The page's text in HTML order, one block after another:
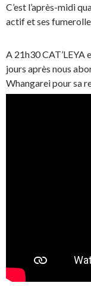
C’est l’après-midi
actif et ses
A 21h30 CAT’LEYA
jours après nous
Whangarei pour sa